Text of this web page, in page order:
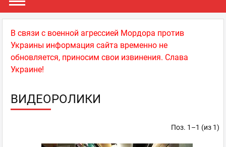
В связи с военной агрессией Мордора против
Украины информация сайта временно не
обновляется, приносим свои извинения. Слава
Украине!
ВИДЕОРОЛИКИ
Поз. 1–1 (из 1)